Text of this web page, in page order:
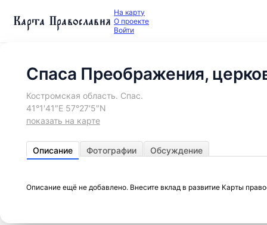
Карта Православия На карту
О проекте
Войти
Спаса Преображения,
Костромская область. Спас.
41°1′41″E 57°27′5″N
показать на карте
Описание Фотографии Обсуждение
Описание ещё не добавлено. Внесите вклад в развитие Карты